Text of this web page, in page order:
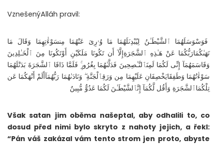
VznešenýAlláh pravil:
فَوَسْوَسَلَهُمَا ٱلشَّيْطَـٰنُ لِيُبْدِىَلَهُمَا مَا وُۥرِىَ عَنْهُمَا مِنسَوْءَٰتِهِمَا وَقَالَ مَا
نَهَىٰكُمَارَبُّكُمَا عَنْ هَـٰذِهِ ٱلشَّجَرَةِإِلَّآ أَن تَكُونَا مَلَكَيْنِ أَوْتَكُونَا مِنَ ٱلْخَـٰلِدِينَ
وَقَاسَمَهُمَآ إِنِّى لَكُمَا لَمِنَٱلنَّـٰصِحِينَ فَدَلَّىٰهُمَا بِغُرُورٍۚ فَلَمَّا ذَاقَا ٱلشَّجَرَةَ بَدَتْلَهُمَا
سَوْءَٰتُهُمَا وَطَفِقَايَخْصِفَانِ عَلَيْهِمَا مِن وَرَقِٱلْجَنَّةِ ۖ وَنَادَىٰهُمَا رَبُّهُمَآأَلَمْ أَنْهَكُمَا عَن
تِلْكُمَاٱلشَّجَرَةِ وَأَقُل لَّكُمَآ إِنَّٱلشَّيْطَـٰنَ لَكُمَا عَدُوٌّ مُّبِينٌ
Však satan jim oběma našeptal, aby odhalili to, co
dosud před nimi bylo skryto z nahoty jejich, a řekl:
“Pán váš zakázal vám tento strom jen proto, abyste